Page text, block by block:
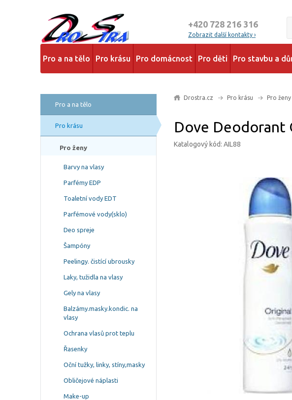
+420 728 216 316
Zobrazit další kontakty ›
Pro a na tělo Pro krásu Pro domácnost Pro děti Pro stavbu a
Pro a na tělo
Pro krásu
Pro ženy
Barvy na vlasy
Parfémy EDP
Toaletní vody EDT
Parfémové vody(sklo)
Deo spreje
Šampóny
Peelingy. čistící ubrousky
Laky, tužidla na vlasy
Gely na vlasy
Balzámy.masky.kondic. na
vlasy
Ochrana vlasů prot teplu
Řasenky
Oční tužky, linky, stíny,masky
Obličejové náplasti
Make-up
Drostra.cz Pro krásu Pro ženy
Dove Deodorant
Katalogový kód: AIL88